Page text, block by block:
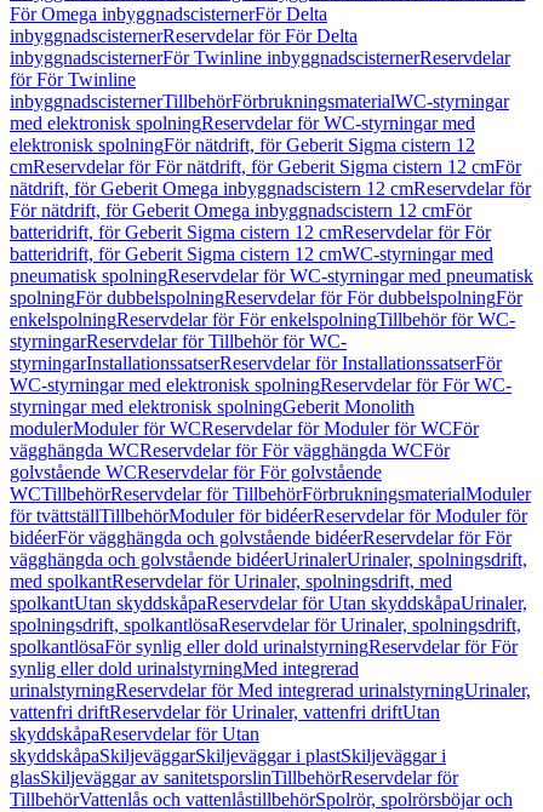
För Omega inbyggnadscisternerFör Delta
inbyggnadscisternerReservdelar för För Delta
inbyggnadscisternerFör Twinline inbyggnadscisternerReservdelar
för För Twinline
inbyggnadscisternerTillbehörFörbrukningsmaterialWC-styrningar
med elektronisk spolningReservdelar för WC-styrningar med
elektronisk spolningFör nätdrift, för Geberit Sigma cistern 12
cmReservdelar för För nätdrift, för Geberit Sigma cistern 12 cmFör
nätdrift, för Geberit Omega inbyggnadscistern 12 cmReservdelar för
För nätdrift, för Geberit Omega inbyggnadscistern 12 cmFör
batteridrift, för Geberit Sigma cistern 12 cmReservdelar för För
batteridrift, för Geberit Sigma cistern 12 cmWC-styrningar med
pneumatisk spolningReservdelar för WC-styrningar med pneumatisk
spolningFör dubbelspolningReservdelar för För dubbelspolningFör
enkelspolningReservdelar för För enkelspolningTillbehör för WC-
styrningarReservdelar för Tillbehör för WC-
styrningarInstallationssatserReservdelar för InstallationssatserFör
WC-styrningar med elektronisk spolningReservdelar för För WC-
styrningar med elektronisk spolningGeberit Monolith
modulerModuler för WCReservdelar för Moduler för WCFör
vägghängda WCReservdelar för För vägghängda WCFör
golvstående WCReservdelar för För golvstående
WCTillbehörReservdelar för TillbehörFörbrukningsmaterialModuler
för tvättställTillbehörModuler för bidéerReservdelar för Moduler för
bidéerFör vägghängda och golvstående bidéerReservdelar för För
vägghängda och golvstående bidéerUrinalerUrinaler, spolningsdrift,
med spolkantReservdelar för Urinaler, spolningsdrift, med
spolkantUtan skyddskåpaReservdelar för Utan skyddskåpaUrinaler,
spolningsdrift, spolkantlösaReservdelar för Urinaler, spolningsdrift,
spolkantlösaFör synlig eller dold urinalstyrningReservdelar för För
synlig eller dold urinalstyrningMed integrerad
urinalstyrningReservdelar för Med integrerad urinalstyrningUrinaler,
vattenfri driftReservdelar för Urinaler, vattenfri driftUtan
skyddskåpaReservdelar för Utan
skyddskåpaSkiljeväggarSkiljeväggar i plastSkiljeväggar i
glasSkiljeväggar av sanitetsporslinTillbehörReservdelar för
TillbehörVattenlås och vattenlåstillbehörSpolrör, spolrörsböjar och